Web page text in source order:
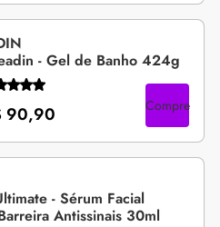
- Gel de Banho 424g
90,90 Compre
- Sérum Facial
Antissinais 30ml